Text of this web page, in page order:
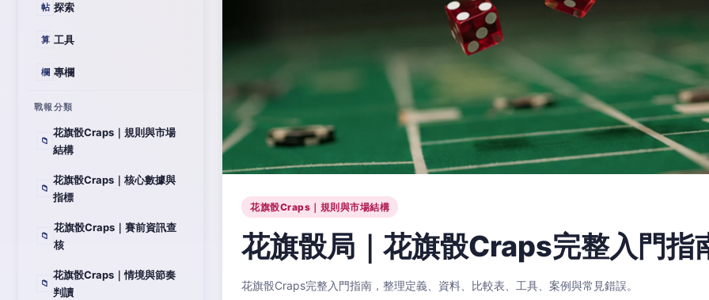
帖 探索
算 工具
欄 專欄
戰報分類
📁
花旗骰Craps｜規則與市場
結構
📁
花旗骰Craps｜核心數據與
指標
📁
花旗骰Craps｜賽前資訊查
核
📁
花旗骰Craps｜情境與節奏
判讀
花旗骰Craps｜規則與市場結構
花旗骰局｜花旗骰Craps完整入門指
花旗骰Craps完整入門指南，整理定義、資料、比較表、工具、案例與常見錯誤。